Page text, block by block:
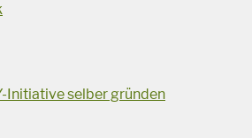
Initiative selber gründen